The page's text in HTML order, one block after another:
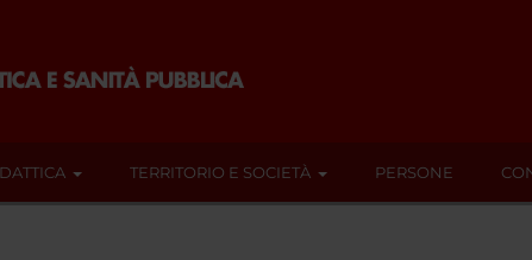
TERRITORIO E SOCIETÀ PERSONE